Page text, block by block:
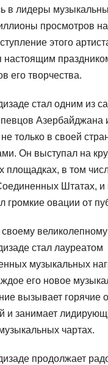
в лидеры
просмотров
этого
настоящим
его творчества.
стал одним из
Азербайджана
только в своей
Он выступал на
площадках, в том
Штатах, и
громкие овации от
великолепному
стал лауреатом
музыкальных
его новое
вызывает горячие
и занимает
чартах.
продолжает